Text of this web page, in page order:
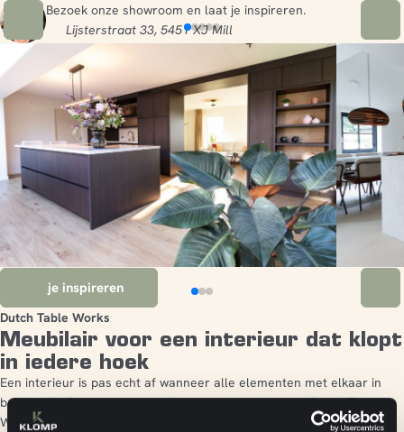
Bezoek onze showroom en laat je inspireren.
Lijsterstraat 33, 5451 XJ Mill
Laat je inspireren
Dutch Table Works
Meubilair voor een interieur dat klopt
in iedere hoek
Een interieur is pas echt af wanneer alle elementen met elkaar in
balans zijn. Daarom vervaardigen we onder de naam Dutch Table
Works ook exclusieve tafels, kasten en ander meubilair om van jouw